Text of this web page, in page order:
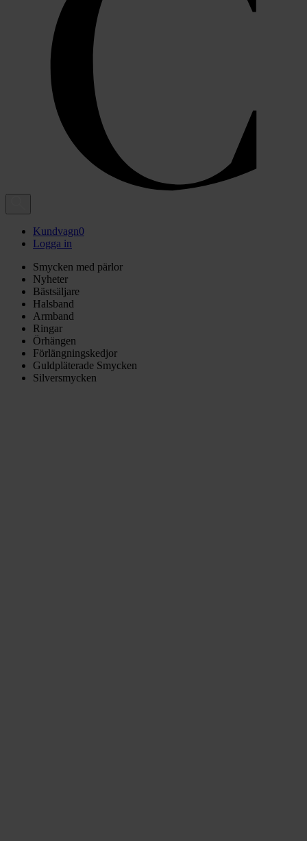
Kundvagn0
Logga in
Smycken med pärlor
Nyheter
Bästsäljare
Halsband
Armband
Ringar
Örhängen
Förlängningskedjor
Guldpläterade Smycken
Silversmycken